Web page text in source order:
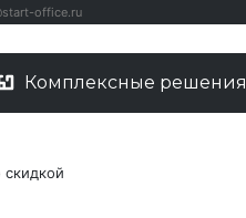
office.ru
Комплексные решения
скидкой